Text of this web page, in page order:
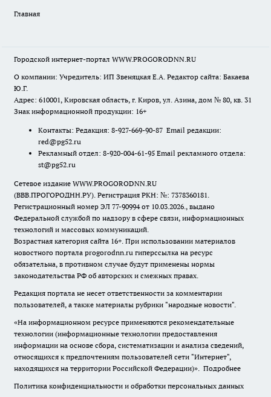
Главная
Городской интернет-портал WWW.PROGORODNN.RU
О компании: Учредитель: ИП Звеняцкая Е.А. Редактор сайта: Бакаева
Ю.Г.
Адрес: 610001, Кировская область, г. Киров, ул. Азина, дом № 80, кв. 31
Знак информационной продукции: 16+
Контакты: Редакция: 8-927-669-90-87 Email редакции:
red@pg52.ru
Рекламный отдел: 8-920-004-61-95 Email рекламного отдела:
st@pg52.ru
Сетевое издание WWW.PROGORODNN.RU
(ВВВ.ПРОГОРОДНН.РУ). Регистрация РКН: №: 7378360181.
Регистрационный номер ЭЛ 77-90994 от 10.03.2026., выдано
Федеральной службой по надзору в сфере связи, информационных
технологий и массовых коммуникаций.
Возрастная категория сайта 16+. При использовании материалов
новостного портала progorodnn.ru гиперссылка на ресурс
обязательна, в противном случае будут применены нормы
законодательства РФ об авторских и смежных правах.
Редакция портала не несет ответственности за комментарии
пользователей, а также материалы рубрики "народные новости".
«На информационном ресурсе применяются рекомендательные
технологии (информационные технологии предоставления
информации на основе сбора, систематизации и анализа сведений,
относящихся к предпочтениям пользователей сети "Интернет",
находящихся на территории Российской Федерации)». Подробнее
Политика конфиденциальности и обработки персональных данных